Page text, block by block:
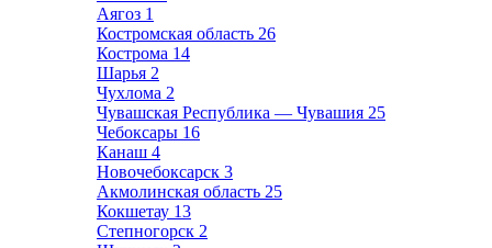
Аягоз 1
Костромская область 26
Кострома 14
Шарья 2
Чухлома 2
Чувашская Республика — Чувашия 25
Чебоксары 16
Канаш 4
Новочебоксарск 3
Акмолинская область 25
Кокшетау 13
Степногорск 2